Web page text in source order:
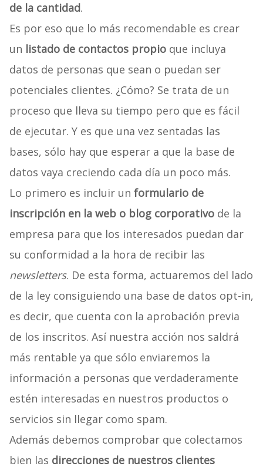
de la cantidad.
Es por eso que lo más recomendable es crear
un listado de contactos propioque incluya
datos de personas que sean o puedan ser
potenciales clientes. ¿Cómo? Se trata de un
proceso que lleva su tiempo pero que es fácil
de ejecutar. Y es que una vez sentadas las
bases, sólo hay que esperar a que la base de
datos vaya creciendo cada día un poco más.
Lo primero es incluir un formulario de
inscripción en la web o blog corporativode la
empresa para que los interesados puedan dar
su conformidad a la hora de recibir las
newsletters. De esta forma, actuaremos del lado
de la ley consiguiendo una base de datos opt-in,
es decir, que cuenta con la aprobación previa
de los inscritos. Así nuestra acción nos saldrá
más rentable ya que sólo enviaremos la
información a personas que verdaderamente
estén interesadas en nuestros productos o
servicios sin llegar como spam.
Además debemos comprobar que colectamos
bien las direcciones de nuestros clientes